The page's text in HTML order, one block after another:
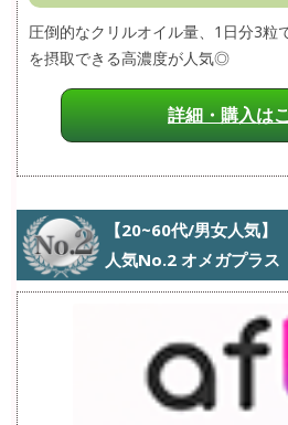
圧倒的なクリルオイル量、1日分3粒
を摂取できる高濃度が人気◎
詳細・購入は
【20~60代/男女人気】
人気No.2 オメガプラス